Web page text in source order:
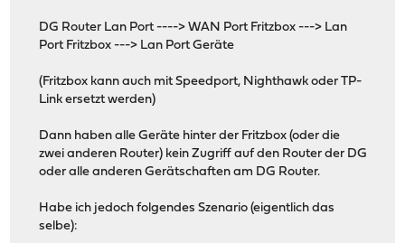
DG Router Lan Port ----> WAN Port Fritzbox ---> Lan
Port Fritzbox ---> Lan Port Geräte
(Fritzbox kann auch mit Speedport, Nighthawk oder TP-
Link ersetzt werden)
Dann haben alle Geräte hinter der Fritzbox (oder die
zwei anderen Router) kein Zugriff auf den Router der DG
oder alle anderen Gerätschaften am DG Router.
Habe ich jedoch folgendes Szenario (eigentlich das
selbe):